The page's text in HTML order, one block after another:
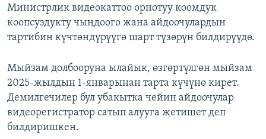
Министрлик видеокаттоо орнотуу коомдук
коопсуздукту чыңдоого жана айдоочулардын
тартибин күчтөндүрүүгө шарт түзөрүн билдирүүдө.
Мыйзам долбооруна ылайык, өзгөртүлгөн мыйзам
2025-жылдын 1-январынан тарта күчүнө кирет.
Демилгечилер бул убакытка чейин айдоочулар
видеорегистратор сатып алууга жетишет деп
билдиришкен.